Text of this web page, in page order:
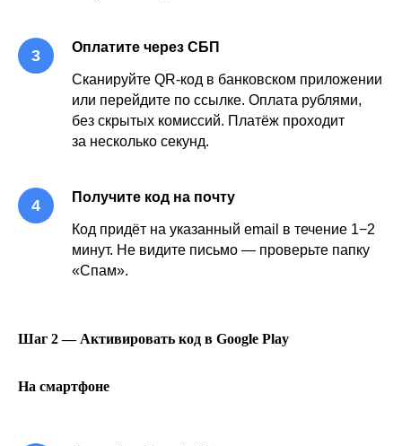
Оплатите через СБП
Сканируйте QR-код в банковском приложении
или перейдите по ссылке. Оплата рублями,
без скрытых комиссий. Платёж проходит
за несколько секунд.
Получите код на почту
Код придёт на указанный email в течение 1−2
минут. Не видите письмо — проверьте папку
«Спам».
Шаг 2 — Активировать код в Google Play
На смартфоне